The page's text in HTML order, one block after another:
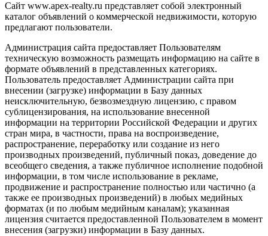
Сайт www.apex-realty.ru представляет собой электронный
каталог объявлений о коммерческой недвижимости, которую
предлагают пользователи.
Администрация сайта предоставляет Пользователям
техническую возможность размещать информацию на сайте в
формате объявлений в представленных категориях.
Пользователь предоставляет Администрации сайта при
внесении (загрузке) информации в Базу данных
неисключительную, безвозмездную лицензию, с правом
сублицензирования, на использование внесенной
информации на территории Российской Федерации и других
стран мира, в частности, права на воспроизведение,
распространение, переработку или создание из него
производных произведений, публичный показ, доведение до
всеобщего сведения, а также публичное исполнение подобной
информации, в том числе использование в рекламе,
продвижение и распространение полностью или частично (а
также ее производных произведений) в любых медийных
форматах (и по любым медийным каналам); указанная
лицензия считается предоставленной Пользователем в момент
внесения (загрузки) информации в Базу данных.